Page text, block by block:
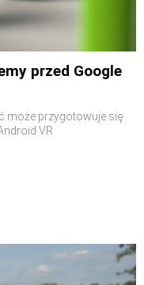
przed Google
może przygotowuje się
VR